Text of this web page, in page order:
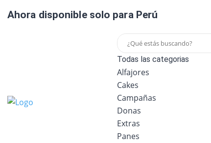
Ahora disponible solo para Perú
Todas las categorias
Alfajores
Cakes
Campañas
Donas
Extras
Panes